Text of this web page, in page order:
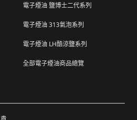
紙張或書寫文字。
若符合促銷活動（ 如滿減、免運等
成的破壞、損毀或不完整的商品瑕
電子煙油 鹽博士二代系列
電子煙油 313氣泡系列
電子煙油 LH酷涼鹽系列
全部電子煙油商品總覽